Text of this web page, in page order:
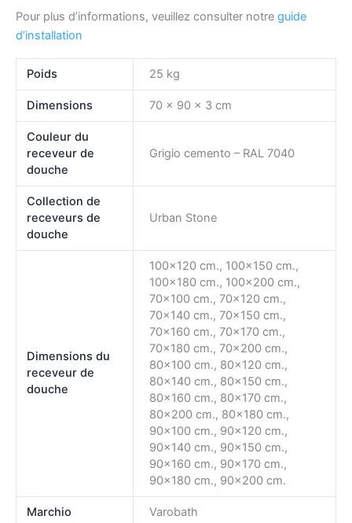
Pour plus d’informations, veuillez consulter notre guide
d’installation
Poids 25 kg
Dimensions 70 × 90 × 3 cm
Couleur du
receveur de
douche
Grigio cemento – RAL 7040
Collection de
receveurs de
douche
Urban Stone
Dimensions du
receveur de
douche
100×120 cm., 100×150 cm.,
100×180 cm., 100×200 cm.,
70×100 cm., 70×120 cm.,
70×140 cm., 70×150 cm.,
70×160 cm., 70×170 cm.,
70×180 cm., 70×200 cm.,
80×100 cm., 80×120 cm.,
80×140 cm., 80×150 cm.,
80×160 cm., 80×170 cm.,
80×200 cm., 80×180 cm.,
90×100 cm., 90×120 cm.,
90×140 cm., 90×150 cm.,
90×160 cm., 90×170 cm.,
90×180 cm., 90×200 cm.
Marchio Varobath